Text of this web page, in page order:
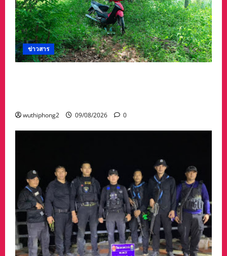
ข่าวสาร
wuthiphong2 09/08/2026 0